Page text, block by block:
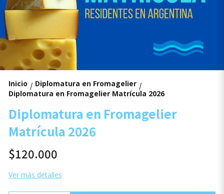
Inicio / Diplomatura en Fromagelier /
Diplomatura en Fromagelier Matrícula 2026
Diplomatura en Fromagelier
Matrícula 2026
$120.000
Ver más detalles